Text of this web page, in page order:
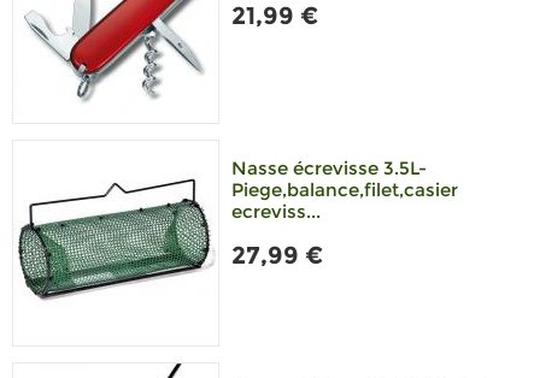
21,99 €
Nasse écrevisse 3.5L-
Piege,balance,filet,casier
ecreviss...
27,99 €